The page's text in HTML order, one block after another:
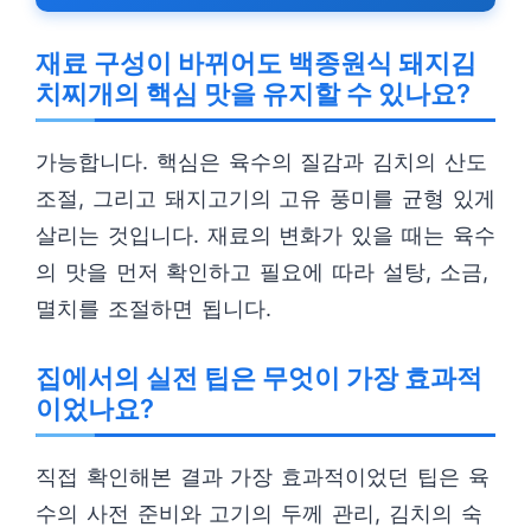
재료 구성이 바뀌어도 백종원식 돼지김
치찌개의 핵심 맛을 유지할 수 있나요?
가능합니다. 핵심은 육수의 질감과 김치의 산도
조절, 그리고 돼지고기의 고유 풍미를 균형 있게
살리는 것입니다. 재료의 변화가 있을 때는 육수
의 맛을 먼저 확인하고 필요에 따라 설탕, 소금,
멸치를 조절하면 됩니다.
집에서의 실전 팁은 무엇이 가장 효과적
이었나요?
직접 확인해본 결과 가장 효과적이었던 팁은 육
수의 사전 준비와 고기의 두께 관리, 김치의 숙